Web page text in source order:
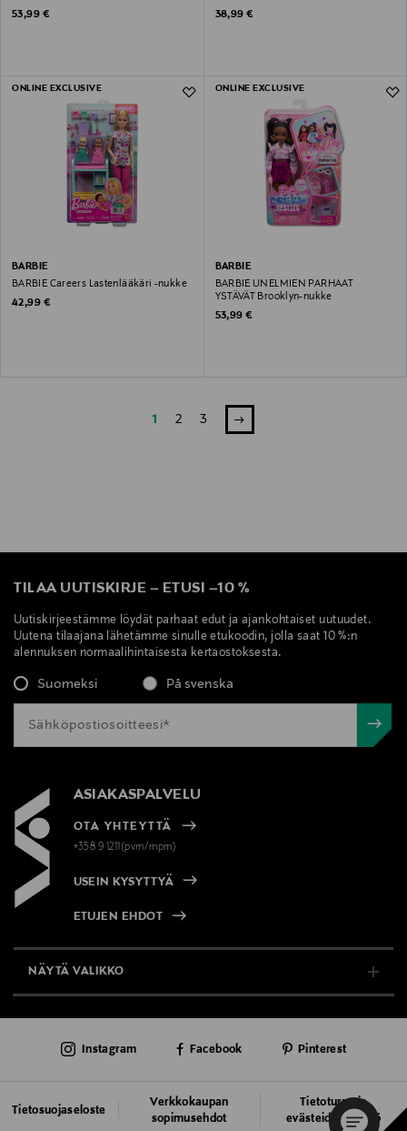
Original Price
53,99 €
Original Price
38,99 €
ONLINE EXCLUSIVE
BARBIE
BARBIE Careers Lastenlääkäri -nukke
Original Price
42,99 €
ONLINE EXCLUSIVE
BARBIE
BARBIE UNELMIEN PARHAAT
YSTÄVÄT Brooklyn-nukke
Original Price
53,99 €
1 2 3
TILAA UUTISKIRJE – ETUSI –10 %
Uutiskirjeestämme löydät parhaat edut ja ajankohtaiset uutuudet.
Uutena tilaajana lähetämme sinulle etukoodin, jolla saat 10 %:n
alennuksen normaalihintaisesta kertaostoksesta.
Suomeksi På svenska
ASIAKASPALVELU
OTA YHTEYTTÄ
+358 9 1211(pvm/mpm)
USEIN KYSYTTYÄ
ETUJEN EHDOT
NÄYTÄ VALIKKO
AJANKOHTAISTA
Tietosuojaseloste
Verkkokaupan
sopimusehdot
Tietoturva ja
evästeiden käyttö
Instagram Facebook Pinterest